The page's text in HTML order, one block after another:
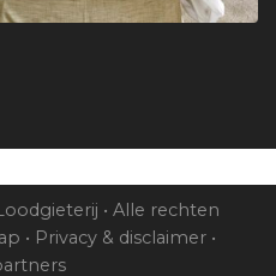
• Alle rechten
• Privacy & disclaimer •